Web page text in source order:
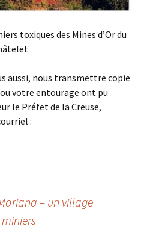
toxiques des Mines d’Or du
aussi, nous transmettre copie
votre entourage ont pu
le Préfet de la Creuse,
:
– un village